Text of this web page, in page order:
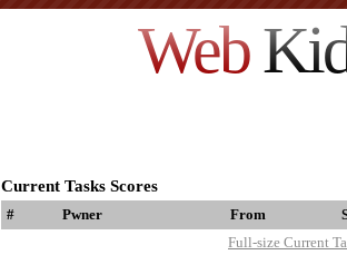
Web
Current Tasks Scores
# Pwner From
Full-size Current